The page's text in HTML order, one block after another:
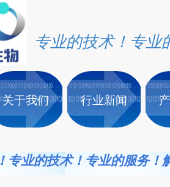
专业的技术！专业
关于我们 行业新闻
专业的技术！专业的服务